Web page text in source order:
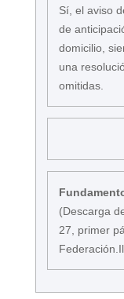
Sí, el aviso
de
domicilio,
una
omitidas.
(Descarga
27, primer